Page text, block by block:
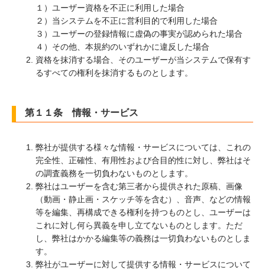
１）ユーザー資格を不正に利用した場合
２）当システムを不正に営利目的で利用した場合
３）ユーザーの登録情報に虚偽の事実が認められた場合
４）その他、本規約のいずれかに違反した場合
資格を抹消する場合、そのユーザーが当システムで保有す
るすべての権利を抹消するものとします。
第１１条 情報・サービス
弊社が提供する様々な情報・サービスについては、これの
完全性、正確性、有用性および合目的性に対し、弊社はそ
の調査義務を一切負わないものとします。
弊社はユーザーを含む第三者から提供された原稿、画像
（動画・静止画・スケッチ等を含む）、音声、などの情報
等を編集、再構成できる権利を持つものとし、ユーザーは
これに対し何ら異義を申し立てないものとします。ただ
し、弊社はかかる編集等の義務は一切負わないものとしま
す。
弊社がユーザーに対して提供する情報・サービスについて